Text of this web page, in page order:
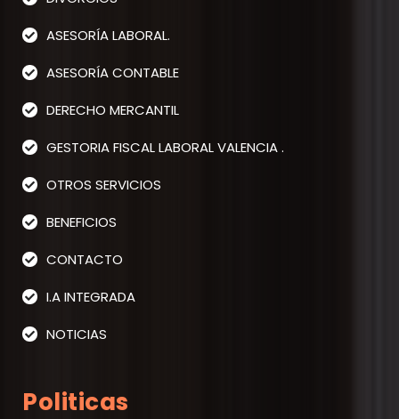
ASESORÍA LABORAL.
ASESORÍA CONTABLE
DERECHO MERCANTIL
GESTORIA FISCAL LABORAL VALENCIA .
OTROS SERVICIOS
BENEFICIOS
CONTACTO
I.A INTEGRADA
NOTICIAS
Politicas